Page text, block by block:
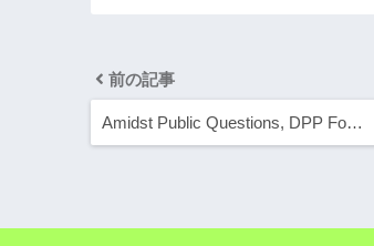
前の記事
Amidst Public Questions, DPP Fo…